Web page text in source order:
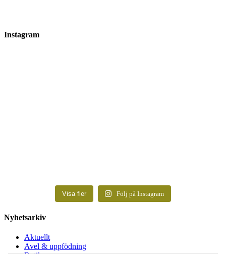
Instagram
Visa fler Följ på Instagram
Nyhetsarkiv
Aktuellt
Avel & uppfödning